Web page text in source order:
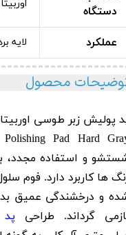
دستگاه
عملکرد لایه
محصول
پوليش زبر طوسی اوربيتال 163 ميلی متری آل
Polishing Pad
و استفاده مجدد،
ها کاربرد دارد. فوم
و درخشندگی عمیق
گرداند. طراحی پد